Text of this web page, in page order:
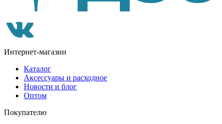
Интернет-магазин
Каталог
Аксессуары и расходное
Новости и блог
Оптом
Покупателю